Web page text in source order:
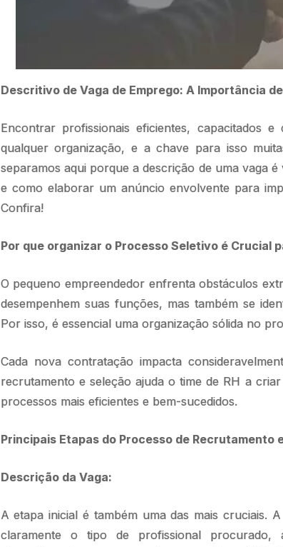
Descritivo de Vaga de Emprego: A Importância
Encontrar profissionais eficientes, capacitados
qualquer organização, e a chave para isso
separamos aqui porque a descrição de uma vaga
e como elaborar um anúncio envolvente para
Confira!
Por que organizar o Processo Seletivo é Crucial
O pequeno empreendedor enfrenta obstáculos
desempenhem suas funções, mas também se
Por isso, é essencial uma organização sólida no
Cada nova contratação impacta
recrutamento e seleção ajuda o time de RH a
processos mais eficientes e bem-sucedidos.
Principais Etapas do Processo de Recrutamento
Descrição da Vaga:
A etapa inicial é também uma das mais cruciais.
claramente o tipo de profissional procurado,